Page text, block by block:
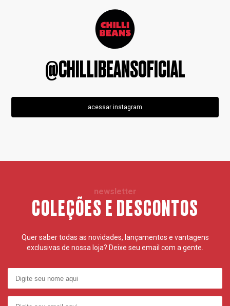
@CHILLIBEANSOFICIAL
acessar instagram
newsletter
COLEÇÕES E DESCONTOS
Quer saber todas as novidades, lançamentos e vantagens
exclusivas de nossa loja? Deixe seu email com a gente.